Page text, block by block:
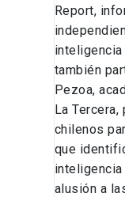
Report,
también
Pezoa,
La
chilenos
que
inteligencia
alusión a